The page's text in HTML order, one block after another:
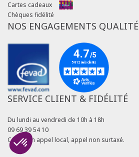
Cartes cadeaux
Chèques fidélité
NOS ENGAGEMENTS QUALITÉ
SERVICE CLIENT & FIDÉLITÉ
Du lundi au vendredi de 10h à 18h
09 69 39 54 10
Coût d'un appel local, appel non surtaxé.